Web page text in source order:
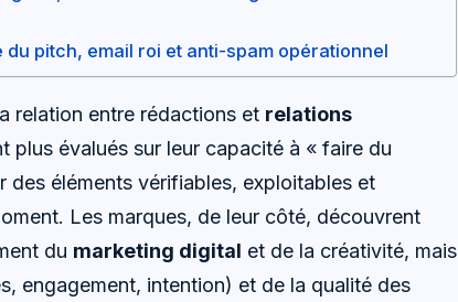
pitch, email roi et anti-spam opérationnel
relation entre rédactions et relations
plus évalués sur leur capacité à « faire du
des éléments vérifiables, exploitables et
Les marques, de leur côté, découvrent
du marketing digital et de la créativité, mais
engagement, intention) et de la qualité des